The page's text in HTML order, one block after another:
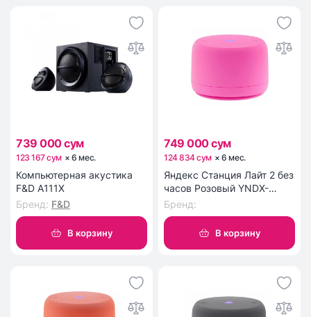
739 000 сум
123 167 сум ×6 мес.
Компьютерная акустика
F&D A111X
Бренд: F&D
В корзину
749 000 сум
124 834 сум ×6 мес.
Яндекс Станция Лайт 2 без
часов Розовый YNDX-
00028PNK
Бренд:
В корзину